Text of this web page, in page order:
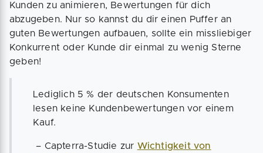
Kunden zu animieren, Bewertungen für dich
abzugeben. Nur so kannst du dir einen Puffer an
guten Bewertungen aufbauen, sollte ein missliebiger
Konkurrent oder Kunde dir einmal zu wenig Sterne
geben!
Lediglich 5 % der deutschen Konsumenten
lesen keine Kundenbewertungen vor einem
Kauf.
– Capterra-Studie zur Wichtigkeit von